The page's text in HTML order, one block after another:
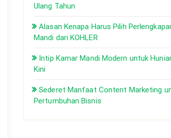
Ulang Tahun
Alasan Kenapa Harus Pilih
Mandi dari KOHLER
Intip Kamar Mandi Modern untuk
Kini
Sederet Manfaat Content Marketing
Pertumbuhan Bisnis